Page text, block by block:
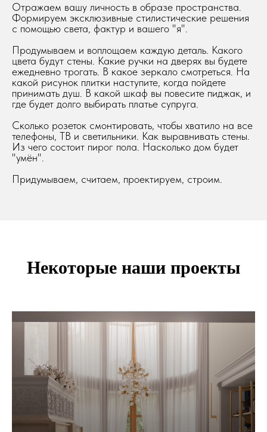
Отражаем вашу личность в образе пространства.
Формируем эксклюзивные стилистические решения
с помощью света, фактур и вашего "я".
Продумываем и воплощаем каждую деталь. Какого
цвета будут стены. Какие ручки на дверях вы будете
ежедневно трогать. В какое зеркало смотреться. На
какой рисунок плитки наступите, когда пойдете
принимать душ. В какой шкаф вы повесите пиджак, и
где будет долго выбирать платье супруга.
Сколько розеток смонтировать, чтобы хватило на все
телефоны, ТВ и светильники. Как выравнивать стены.
Из чего состоит пирог пола. Насколько дом будет
"умён".
Придумываем, считаем, проектируем, строим.
Некоторые наши проекты